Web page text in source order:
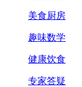
美食厨房
趣味数学
健康饮食
专家答疑